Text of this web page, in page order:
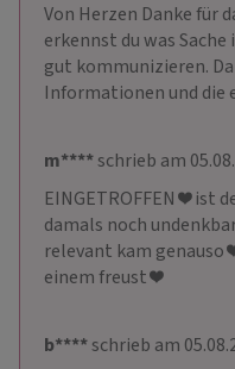
Von Herzen Danke für
erkennst du was
gut kommunizieren.
Informationen und die
m****schrieb am
EINGETROFFEN ❤️ ist
damals noch
relevant kam genauso
einem freust ❤️
b****schrieb am